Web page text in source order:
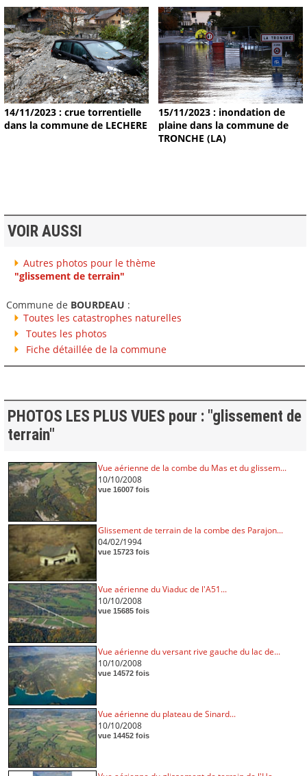
14/11/2023 : crue torrentielle
dans la commune de LECHERE
15/11/2023 : inondation de
plaine dans la commune de
TRONCHE (LA)
VOIR AUSSI
Autres photos pour le thème
"glissement de terrain"
Commune de BOURDEAU :
Toutes les catastrophes naturelles
Toutes les photos
Fiche détaillée de la commune
PHOTOS LES PLUS VUES pour : "glissement de
terrain"
Vue aérienne de la combe du Mas et du glissem...
10/10/2008
vue 16007 fois
Glissement de terrain de la combe des Parajon...
04/02/1994
vue 15723 fois
Vue aérienne du Viaduc de l'A51...
10/10/2008
vue 15685 fois
Vue aérienne du versant rive gauche du lac de...
10/10/2008
vue 14572 fois
Vue aérienne du plateau de Sinard...
10/10/2008
vue 14452 fois